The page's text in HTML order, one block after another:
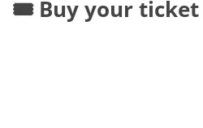
🎟️ Buy your ticket